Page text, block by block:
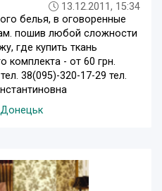
13.12.2011, 15:34
белья, в оговоренные
пошив любой сложности
где купить ткань
комплекта - от 60 грн.
38(095)-320-17-29 тел.
Донецьк